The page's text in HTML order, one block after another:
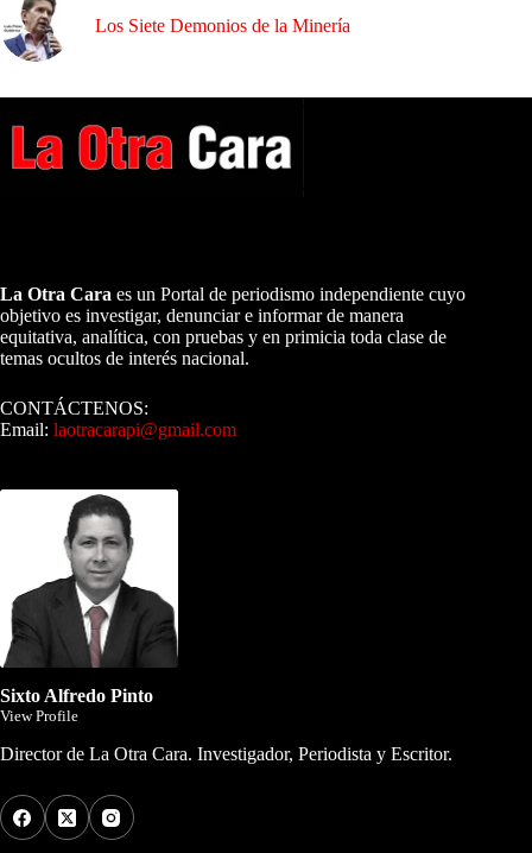
Los Siete Demonios de la Minería
La Otra Cara es un Portal de periodismo independiente cuyo
objetivo es investigar, denunciar e informar de manera
equitativa, analítica, con pruebas y en primicia toda clase de
temas ocultos de interés nacional.
CONTÁCTENOS:
Email: laotracarapi@gmail.com
Sixto Alfredo Pinto
View Profile
Director de La Otra Cara. Investigador, Periodista y Escritor.